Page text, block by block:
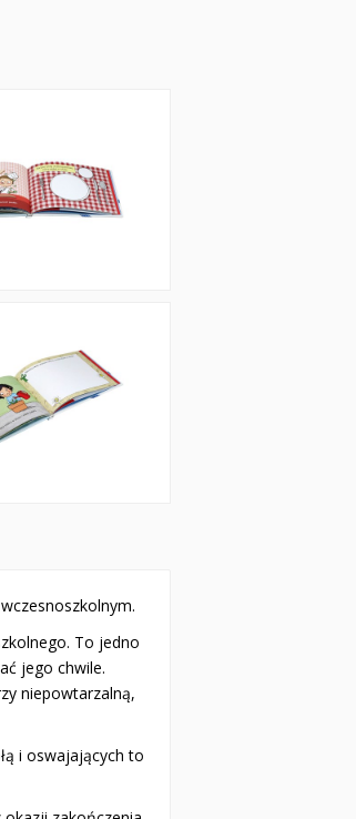
To jedno
jego chwile.
niepowtarzalną,
i oswajających to